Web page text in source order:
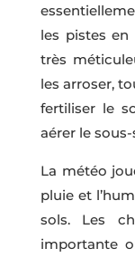
les pistes en
très
les arroser,
fertiliser le
aérer le
La météo
pluie et
sols. Les
importante